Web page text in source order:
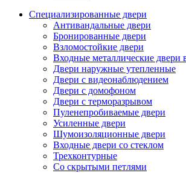
Специализированные двери
Антивандальные двери
Бронированные двери
Взломостойкие двери
Входные металлические двери
Двери наружные утепленные
Двери с видеонаблюдением
Двери с домофоном
Двери с терморазрывом
Пуленепробиваемые двери
Усиленные двери
Шумоизоляционные двери
Входные двери со стеклом
Трехконтурные
Со скрытыми петлями